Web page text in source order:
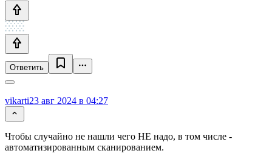
Ответить
vikarti23 авг 2024 в 04:27
Чтобы случайно не нашли чего НЕ надо, в том числе -
автоматизированным сканированием.